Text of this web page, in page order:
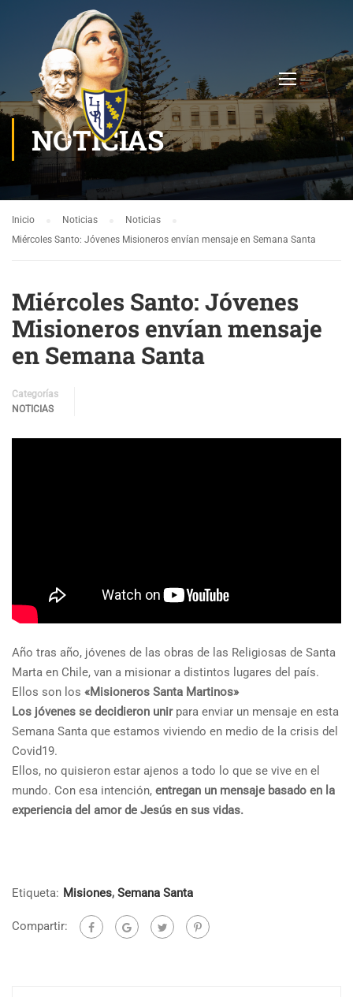
NOTICIAS
Inicio Noticias
Noticias
Miércoles Santo: Jóvenes Misioneros envían mensaje en Semana Santa
Miércoles Santo: Jóvenes
Misioneros envían mensaje
en Semana Santa
Categorías
NOTICIAS
Año tras año, jóvenes de las obras de las Religiosas de Santa
Marta en Chile, van a misionar a distintos lugares del país.
Ellos son los «Misioneros Santa Martinos»
Los jóvenes se decidieron unirpara enviar un mensaje en esta
Semana Santa que estamos viviendo en medio de la crisis del
Covid19.
Ellos, no quisieron estar ajenos a todo lo que se vive en el
mundo. Con esa intención, entregan un mensaje basado en la
experiencia del amor de Jesús en sus vidas.
Etiqueta: Misiones, Semana Santa
Compartir: